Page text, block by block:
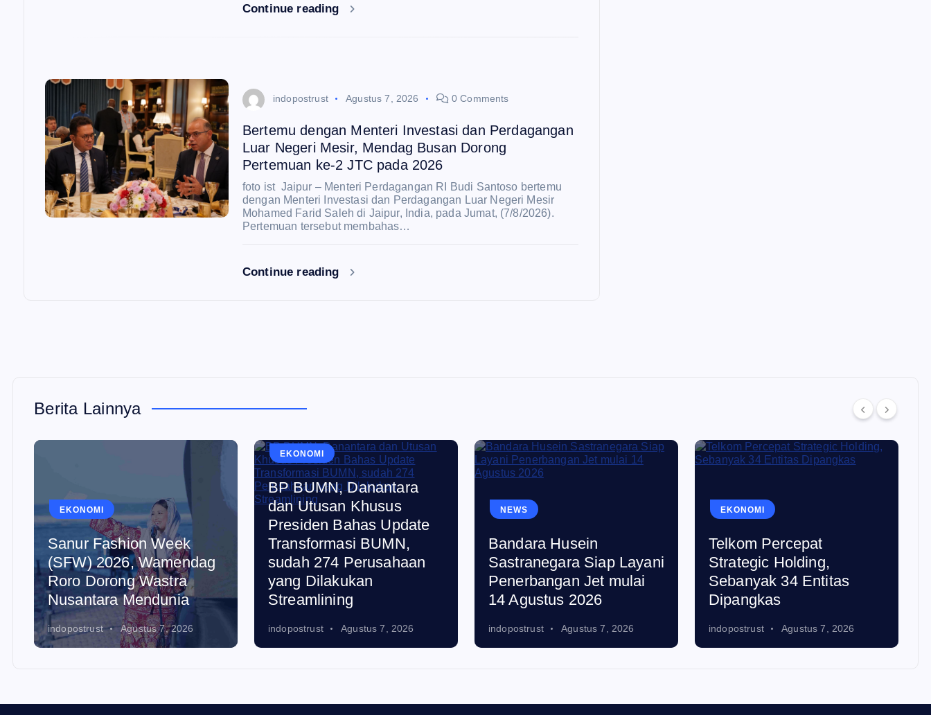
Continue reading
indopostrust Agustus 7, 2026 0 Comments
Bertemu dengan Menteri Investasi dan Perdagangan
Luar Negeri Mesir, Mendag Busan Dorong
Pertemuan ke-2 JTC pada 2026
foto ist Jaipur – Menteri Perdagangan RI Budi Santoso bertemu
dengan Menteri Investasi dan Perdagangan Luar Negeri Mesir
Mohamed Farid Saleh di Jaipur, India, pada Jumat, (7/8/2026).
Pertemuan tersebut membahas…
Continue reading
Berita Lainnya
EKONOMI
Sanur Fashion Week
(SFW) 2026, Wamendag
Roro Dorong Wastra
Nusantara Mendunia
indopostrust Agustus 7, 2026
EKONOMI
BP BUMN, Danantara
dan Utusan Khusus
Presiden Bahas Update
Transformasi BUMN,
sudah 274 Perusahaan
yang Dilakukan
Streamlining
indopostrust Agustus 7, 2026
NEWS
Bandara Husein
Sastranegara Siap Layani
Penerbangan Jet mulai
14 Agustus 2026
indopostrust Agustus 7, 2026
EKONOMI
Telkom Percepat
Strategic Holding,
Sebanyak 34 Entitas
Dipangkas
indopostrust Agustus 7, 2026